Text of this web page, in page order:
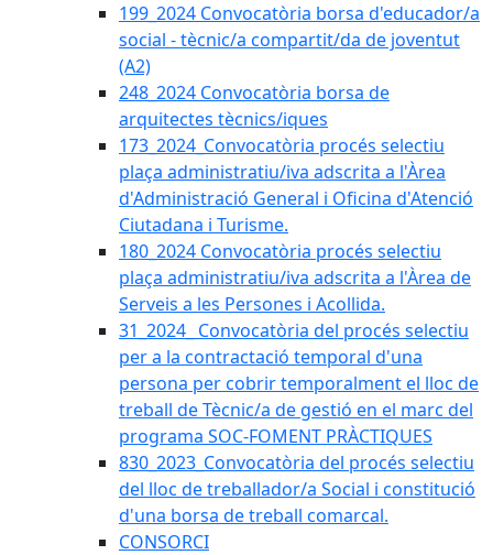
199_2024 Convocatòria borsa d'educador/a
social - tècnic/a compartit/da de joventut
(A2)
248_2024 Convocatòria borsa de
arquitectes tècnics/iques
173_2024_Convocatòria procés selectiu
plaça administratiu/iva adscrita a l'Àrea
d'Administració General i Oficina d'Atenció
Ciutadana i Turisme.
180_2024 Convocatòria procés selectiu
plaça administratiu/iva adscrita a l'Àrea de
Serveis a les Persones i Acollida.
31_2024_ Convocatòria del procés selectiu
per a la contractació temporal d'una
persona per cobrir temporalment el lloc de
treball de Tècnic/a de gestió en el marc del
programa SOC-FOMENT PRÀCTIQUES
830_2023_Convocatòria del procés selectiu
del lloc de treballador/a Social i constitució
d'una borsa de treball comarcal.
CONSORCI